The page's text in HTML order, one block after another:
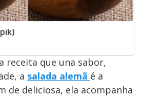
receita que una sabor,
a salada alemã é a
de deliciosa, ela acompanha